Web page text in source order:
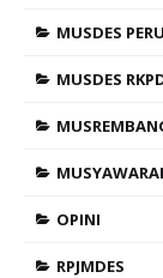
MUSDES
MUSDES
OPINI
RPJMDES